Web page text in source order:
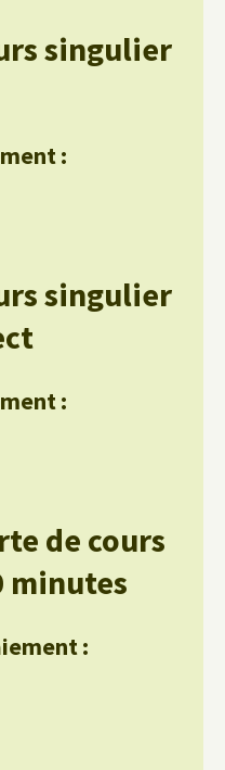
singulier
:
singulier
:
de cours
minutes
: